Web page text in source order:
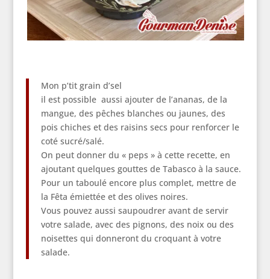
Mon p’tit grain d’sel
il est possible aussi ajouter de l’ananas, de la
mangue, des pêches blanches ou jaunes, des
pois chiches et des raisins secs pour renforcer le
coté sucré/salé.
On peut donner du « peps » à cette recette, en
ajoutant quelques gouttes de Tabasco à la sauce.
Pour un taboulé encore plus complet, mettre de
la Fêta émiettée et des olives noires.
Vous pouvez aussi saupoudrer avant de servir
votre salade, avec des pignons, des noix ou des
noisettes qui donneront du croquant à votre
salade.